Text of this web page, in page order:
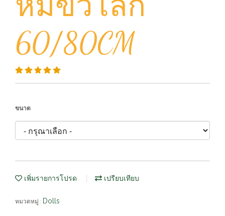
60/80CM
ขนาด
เพิ่มรายการโปรด เปรียบเทียบ
หมวดหมู่ : Dolls